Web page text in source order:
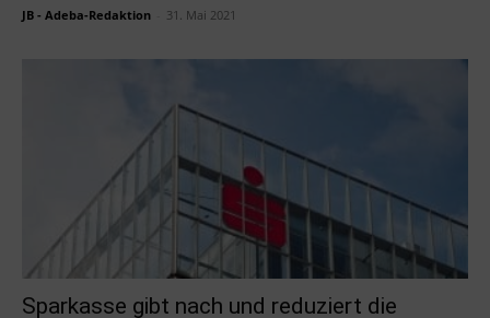
JB - Adeba-Redaktion 31. Mai 2021
Sparkasse gibt nach und reduziert die